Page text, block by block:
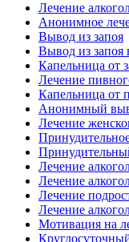
Лечение
Анонимное
Вывод из запоя
Вывод из запоя
Капельница от
Лечение
Капельница от
Анонимный
Лечение
Лечение
Лечение
Лечение
Лечение
Мотивация на